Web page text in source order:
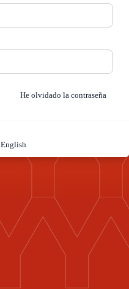
He olvidado la contraseña
English